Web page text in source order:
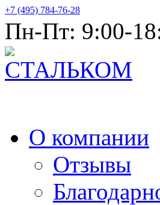
+7 (495) 784-76-28
Пн-Пт: 9:00-
О компании
Отзывы